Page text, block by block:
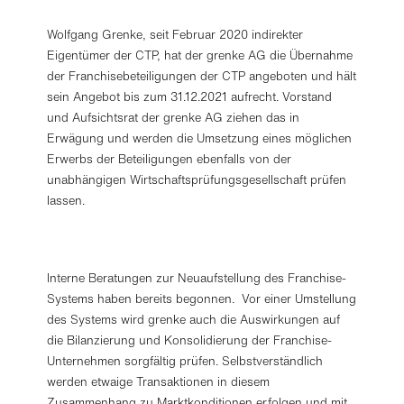
Wolfgang Grenke, seit Februar 2020 indirekter
Eigentümer der CTP, hat der grenke AG die Übernahme
der Franchisebeteiligungen der CTP angeboten und hält
sein Angebot bis zum 31.12.2021 aufrecht. Vorstand
und Aufsichtsrat der grenke AG ziehen das in
Erwägung und werden die Umsetzung eines möglichen
Erwerbs der Beteiligungen ebenfalls von der
unabhängigen Wirtschaftsprüfungsgesellschaft prüfen
lassen.
Interne Beratungen zur Neuaufstellung des Franchise-
Systems haben bereits begonnen. Vor einer Umstellung
des Systems wird grenke auch die Auswirkungen auf
die Bilanzierung und Konsolidierung der Franchise-
Unternehmen sorgfältig prüfen. Selbstverständlich
werden etwaige Transaktionen in diesem